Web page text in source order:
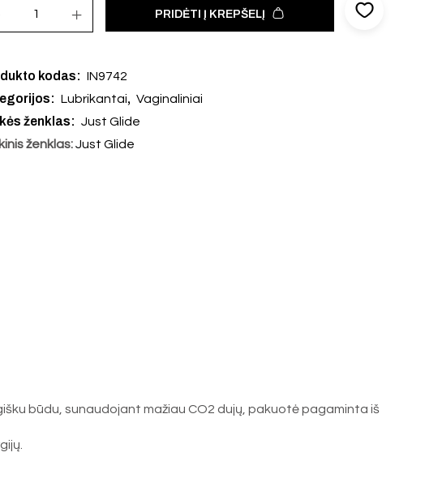
PRIDĖTI Į KREPŠELĮ
kodas: IN9742
Lubrikantai, Vaginaliniai
ženklas: Just Glide
ženklas:Just Glide
būdu, sunaudojant mažiau CO2 dujų, pakuotė pagaminta iš